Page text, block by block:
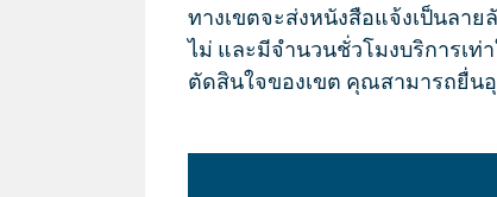
ทางเขตจะส่งหนังสือแจ้งเป็นล
ไม่ และมีจำนวนชั่วโมงบริการเ
ตัดสินใจของเขต คุณสามารถยื่น